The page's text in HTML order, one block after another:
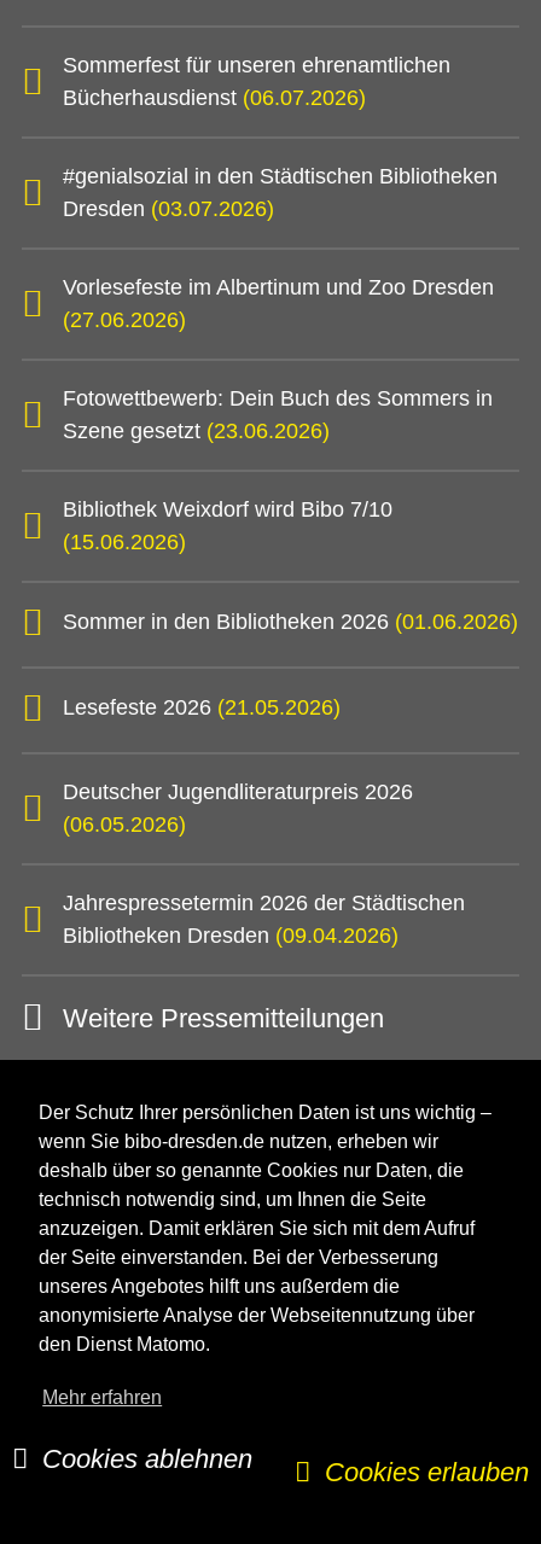
Der Schutz Ihrer persönlichen Daten ist uns wichtig –
wenn Sie bibo-dresden.de nutzen, erheben wir
deshalb über so genannte Cookies nur Daten, die
technisch notwendig sind, um Ihnen die Seite
anzuzeigen. Damit erklären Sie sich mit dem Aufruf
der Seite einverstanden. Bei der Verbesserung
unseres Angebotes hilft uns außerdem die
anonymisierte Analyse der Webseitennutzung über
den Dienst Matomo.
Mehr erfahren
Cookies ablehnen Cookies erlauben
Sommerfest für unseren ehrenamtlichen
Bücherhausdienst (06.07.2026)
#genialsozial in den Städtischen Bibliotheken
Dresden (03.07.2026)
Vorlesefeste im Albertinum und Zoo Dresden
(27.06.2026)
Fotowettbewerb: Dein Buch des Sommers in
Szene gesetzt (23.06.2026)
Bibliothek Weixdorf wird Bibo 7/10
(15.06.2026)
Sommer in den Bibliotheken 2026 (01.06.2026)
Lesefeste 2026 (21.05.2026)
Deutscher Jugendliteraturpreis 2026
(06.05.2026)
Jahrespressetermin 2026 der Städtischen
Bibliotheken Dresden (09.04.2026)
Weitere Pressemitteilungen
letzte Änderung: 05.08.2026 11:34:38 Uhr